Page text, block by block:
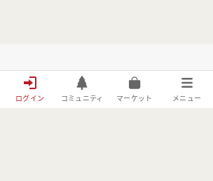
ログイン コミュニティ マーケット メニュー